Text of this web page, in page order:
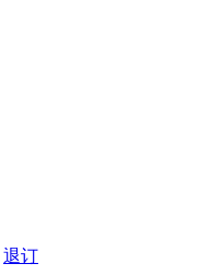
退订